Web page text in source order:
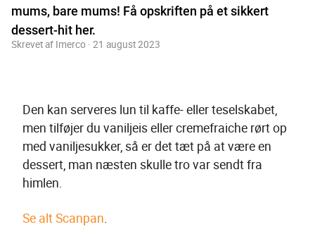
mums, bare mums! Få opskriften på et sikkert
dessert-hit her.
Skrevet af Imerco · 21 august 2023
Den kan serveres lun til kaffe- eller teselskabet,
men tilføjer du vaniljeis eller cremefraiche rørt op
med vaniljesukker, så er det tæt på at være en
dessert, man næsten skulle tro var sendt fra
himlen.
Se alt Scanpan